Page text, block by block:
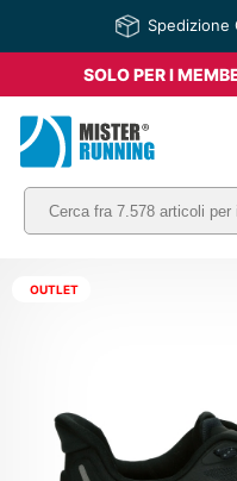
Spedizione
SOLO PER I
OUTLET